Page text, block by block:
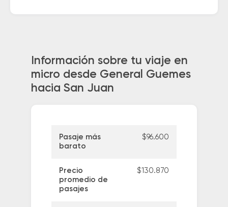
Información sobre tu viaje en
micro desde General Guemes
hacia San Juan
Pasaje más
barato
$96.600
Precio
promedio de
pasajes
$130.870